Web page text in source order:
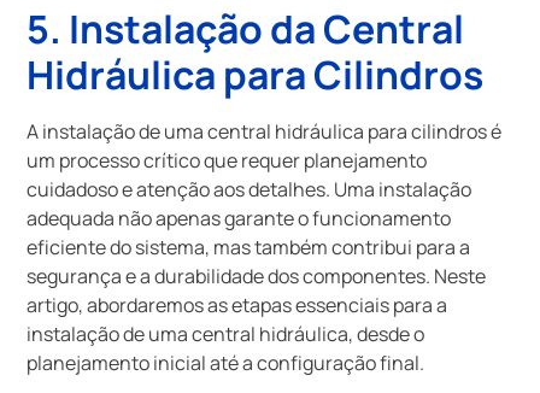
5. Instalação da Central
Hidráulica para Cilindros
A instalação de uma central hidráulica para cilindros é
um processo crítico que requer planejamento
cuidadoso e atenção aos detalhes. Uma instalação
adequada não apenas garante o funcionamento
eficiente do sistema, mas também contribui para a
segurança e a durabilidade dos componentes. Neste
artigo, abordaremos as etapas essenciais para a
instalação de uma central hidráulica, desde o
planejamento inicial até a configuração final.